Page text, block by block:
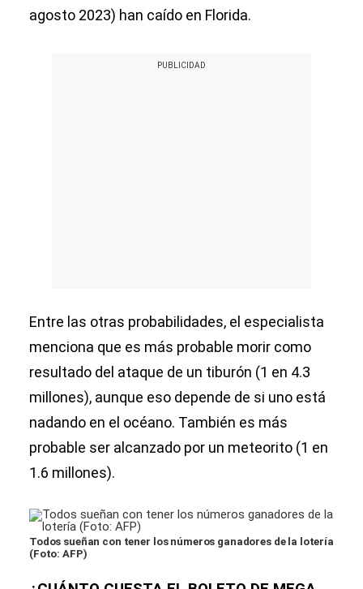
agosto 2023) han caído en Florida.
Entre las otras probabilidades, el especialista
menciona que es más probable morir como
resultado del ataque de un tiburón (1 en 4.3
millones), aunque eso depende de si uno está
nadando en el océano. También es más
probable ser alcanzado por un meteorito (1 en
1.6 millones).
Todos sueñan con tener los números ganadores de la lotería
(Foto: AFP)